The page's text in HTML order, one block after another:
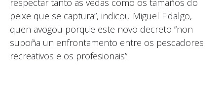
respectar tanto as vedas como os tamaños do
peixe que se captura”, indicou Miguel Fidalgo,
quen avogou porque este novo decreto “non
supoña un enfrontamento entre os pescadores
recreativos e os profesionais”.